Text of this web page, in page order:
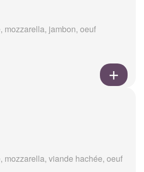
mozzarella, jambon, oeuf
mozzarella, viande hachée, oeuf